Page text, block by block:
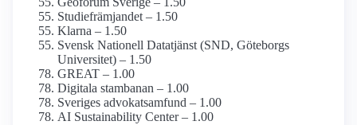
Studiefrämjandet – 1.50
Klarna – 1.50
Svensk Nationell Datatjänst (SND, Göteborgs
Universitet) – 1.50
GREAT – 1.00
Digitala stambanan – 1.00
Sveriges advokat­samfund – 1.00
AI Sustainability Center – 1.00